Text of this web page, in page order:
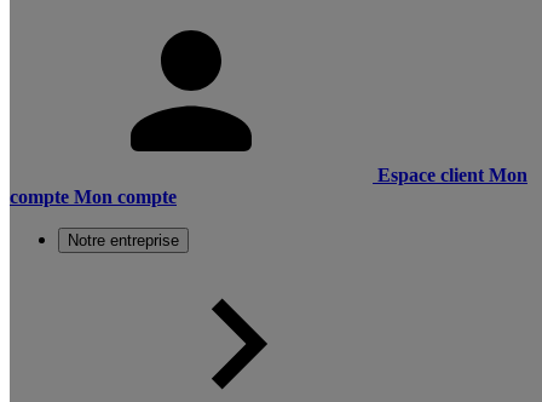
Espace client Mon
compte Mon compte
Notre entreprise